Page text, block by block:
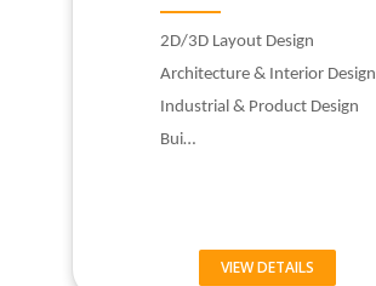
2D/3D Layout Design
Architecture & Interior Design
Industrial & Product Design
Bui…
VIEW DETAILS